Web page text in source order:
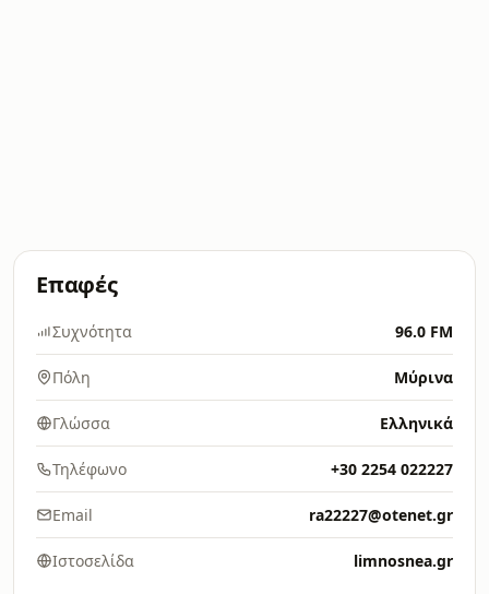
Επαφές
Συχνότητα 96.0 FM
Πόλη Μύρινα
Γλώσσα Ελληνικά
Τηλέφωνο +30 2254 022227
Email ra22227@otenet.gr
Ιστοσελίδα limnosnea.gr